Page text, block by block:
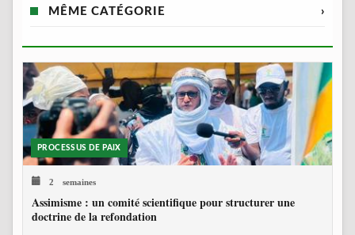
MÊME CATÉGORIE ›
PROCESSUS DE PAIX
2 semaines
Assimisme : un comité scientifique pour structurer une
doctrine de la refondation